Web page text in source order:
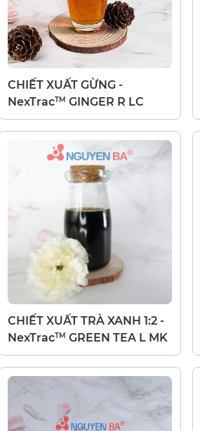
CHIẾT XUẤT GỪNG -
NexTracTM GINGER R LC
CHIẾT XUẤT TRÀ XANH 1:2 -
NexTracTM GREEN TEA L MK